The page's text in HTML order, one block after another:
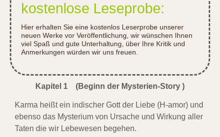
kostenlose Leseprobe:
Hier erhalten Sie eine kostenlos Leserprobe unserer
neuen Werke vor Veröffentlichung, wir wünschen Ihnen
viel Spaß und gute Unterhaltung, über Ihre Kritik und
Anmerkungen würden wir uns freuen.
Kapitel 1 (Beginn der Mysterien-Story )
Karma heißt ein indischer Gott der Liebe (H-amor) und
ebenso das Mysterium von Ursache und Wirkung aller
Taten die wir Lebewesen begehen.